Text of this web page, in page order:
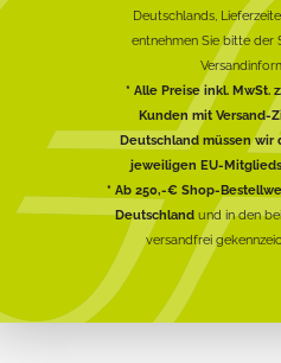
Deutschlands,
entnehmen Sie bitte der
* Alle Preise inkl. MwSt.
Kunden mit Versand-
Deutschland müssen wir
jeweiligen EU-
* Ab 250,-€ Shop-
Deutschlandund in den
versandfrei